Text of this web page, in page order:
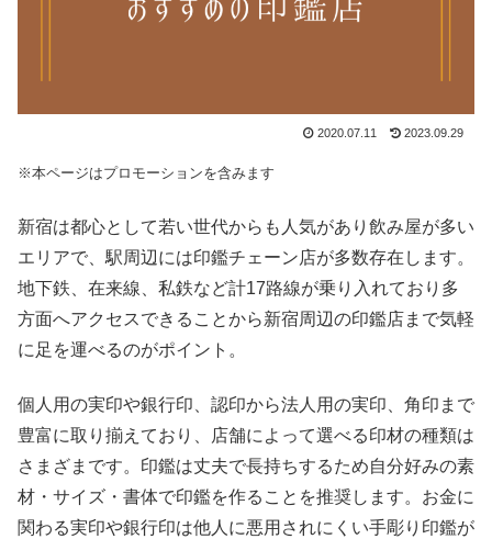
2020.07.11 2023.09.29
※本ページはプロモーションを含みます
新宿は都心として若い世代からも人気があり飲み屋が多い
エリアで、駅周辺には印鑑チェーン店が多数存在します。
地下鉄、在来線、私鉄など計17路線が乗り入れており多
方面へアクセスできることから新宿周辺の印鑑店まで気軽
に足を運べるのがポイント。
個人用の実印や銀行印、認印から法人用の実印、角印まで
豊富に取り揃えており、店舗によって選べる印材の種類は
さまざまです。印鑑は丈夫で長持ちするため自分好みの素
材・サイズ・書体で印鑑を作ることを推奨します。お金に
関わる実印や銀行印は他人に悪用されにくい手彫り印鑑が